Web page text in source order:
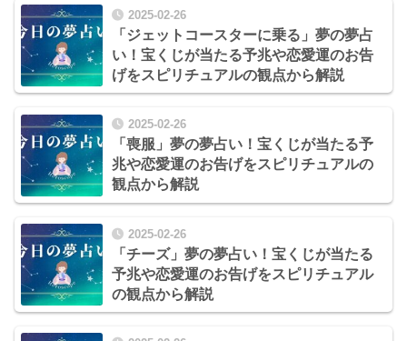
2025-02-26
「ジェットコースターに乗る」夢の夢占
い！宝くじが当たる予兆や恋愛運のお告
げをスピリチュアルの観点から解説
2025-02-26
「喪服」夢の夢占い！宝くじが当たる予
兆や恋愛運のお告げをスピリチュアルの
観点から解説
2025-02-26
「チーズ」夢の夢占い！宝くじが当たる
予兆や恋愛運のお告げをスピリチュアル
の観点から解説